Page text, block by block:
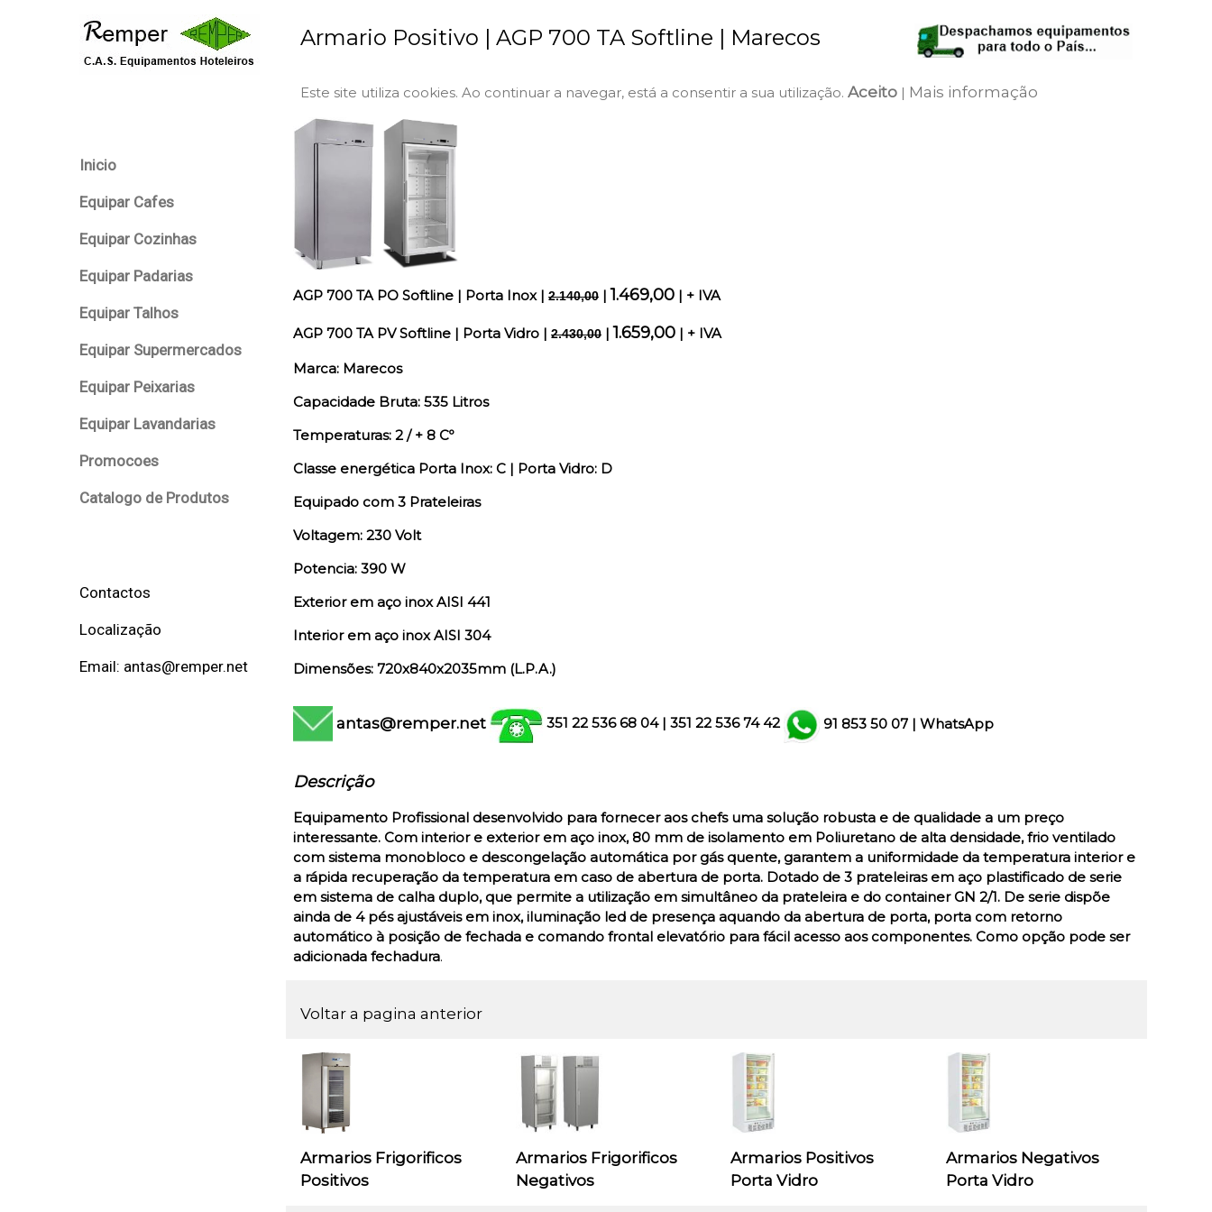
Inicio
Equipar Cafes
Equipar Cozinhas
Equipar Padarias
Equipar Talhos
Equipar Supermercados
Equipar Peixarias
Equipar Lavandarias
Promocoes
Catalogo de Produtos
Contactos
Localização
Email: antas@remper.net
Armario Positivo | AGP 700 TA Softline | Marecos
Este site utiliza cookies. Ao continuar a navegar, está a consentir a sua utilização. Aceito | Mais informação
AGP 700 TA PO Softline | Porta Inox | 2.140,00 | 1.469,00 | + IVA
AGP 700 TA PV Softline | Porta Vidro | 2.430,00 | 1.659,00 | + IVA
Marca: Marecos
Capacidade Bruta: 535 Litros
Temperaturas: 2 / + 8 Cº
Classe energética Porta Inox: C | Porta Vidro: D
Equipado com 3 Prateleiras
Voltagem: 230 Volt
Potencia: 390 W
Exterior em aço inox AISI 441
Interior em aço inox AISI 304
Dimensões: 720x840x2035mm (L.P.A.)
antas@remper.net 351 22 536 68 04 | 351 22 536 74 42 91 853 50 07 | WhatsApp
Descrição
Equipamento Profissional desenvolvido para fornecer aos chefs uma solução robusta e de qualidade a um preço
interessante. Com interior e exterior em aço inox, 80 mm de isolamento em Poliuretano de alta densidade, frio ventilado
com sistema monobloco e descongelação automática por gás quente, garantem a uniformidade da temperatura interior e
a rápida recuperação da temperatura em caso de abertura de porta. Dotado de 3 prateleiras em aço plastificado de serie
em sistema de calha duplo, que permite a utilização em simultâneo da prateleira e do container GN 2/1. De serie dispõe
ainda de 4 pés ajustáveis em inox, iluminação led de presença aquando da abertura de porta, porta com retorno
automático à posição de fechada e comando frontal elevatório para fácil acesso aos componentes. Como opção pode ser
adicionada fechadura.
Voltar a pagina anterior
Armarios Frigorificos
Positivos
Armarios Frigorificos
Negativos
Armarios Positivos
Porta Vidro
Armarios Negativos
Porta Vidro